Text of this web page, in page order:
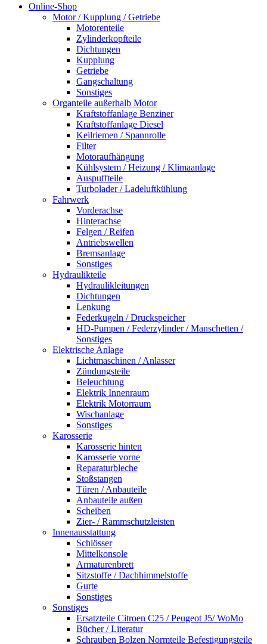
Online-Shop
Motor / Kupplung / Getriebe
Motorenteile
Zylinderkopfteile
Dichtungen
Kupplung
Getriebe
Gangschaltung
Sonstiges
Organteile außerhalb Motor
Kraftstoffanlage Benziner
Kraftstoffanlage Diesel
Keilriemen / Spannrolle
Filter
Motoraufhängung
Kühlsystem / Heizung / Klimaanlage
Auspuffteile
Turbolader / Ladeluftkühlung
Fahrwerk
Vorderachse
Hinterachse
Felgen / Reifen
Antriebswellen
Bremsanlage
Sonstiges
Hydraulikteile
Hydraulikleitungen
Dichtungen
Lenkung
Federkugeln / Druckspeicher
HD-Pumpen / Federzylinder / Manschetten /
Sonstiges
Elektrische Anlage
Lichtmaschinen / Anlasser
Zündungsteile
Beleuchtung
Elektrik Innenraum
Elektrik Motorraum
Wischanlage
Sonstiges
Karosserie
Karosserie hinten
Karosserie vorne
Reparaturbleche
Stoßstangen
Türen / Anbauteile
Anbauteile außen
Scheiben
Zier- / Rammschutzleisten
Innenausstattung
Schlösser
Mittelkonsole
Armaturenbrett
Sitzstoffe / Dachhimmelstoffe
Gurte
Sonstiges
Sonstiges
Ersatzteile Citroen C25 / Peugeot J5/ WoMo
Bücher / Literatur
Schrauben Bolzen Normteile Befestigungsteile